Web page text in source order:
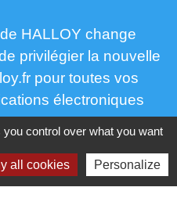
HALLOY change
privilégier la nouvelle
pour toutes vos
électroniques
control over what you want
all cookies Personalize